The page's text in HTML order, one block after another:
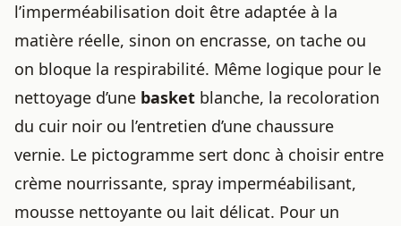
l’imperméabilisation doit être adaptée à la
matière réelle, sinon on encrasse, on tache ou
on bloque la respirabilité. Même logique pour le
nettoyage d’une basket blanche, la recoloration
du cuir noir ou l’entretien d’une chaussure
vernie. Le pictogramme sert donc à choisir entre
crème nourrissante, spray imperméabilisant,
mousse nettoyante ou lait délicat. Pour un